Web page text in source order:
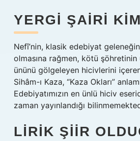
YERGI ŞAIRI
Nefî’nin, klasik edebiyat
olmasına rağmen, kötü
ününü gölgeleyen hicivlerini
Sihâm-ı Kaza, “Kaza Okları”
Edebiyatımızın en ünlü hiciv
zaman yayınlandığı
LIRIK ŞIIR